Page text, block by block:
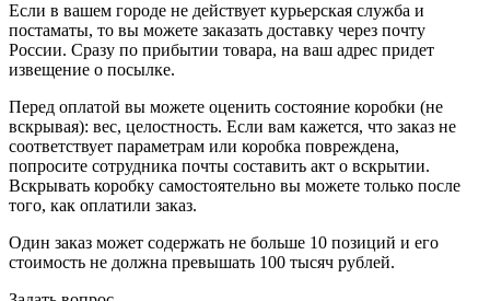
Если в вашем городе не действует курьерская служба и
постаматы, то вы можете заказать доставку через почту
России. Сразу по прибытии товара, на ваш адрес придет
извещение о посылке.
Перед оплатой вы можете оценить состояние коробки (не
вскрывая): вес, целостность. Если вам кажется, что заказ не
соответствует параметрам или коробка повреждена,
попросите сотрудника почты составить акт о вскрытии.
Вскрывать коробку самостоятельно вы можете только после
того, как оплатили заказ.
Один заказ может содержать не больше 10 позиций и его
стоимость не должна превышать 100 тысяч рублей.